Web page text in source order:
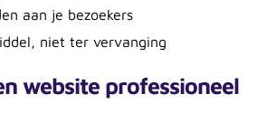
aan je bezoekers
niet ter vervanging
website professioneel